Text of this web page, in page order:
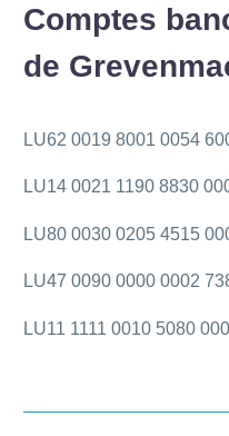
Comptes
de
LU62 0019 8001 0054
LU14 0021 1190 8830
LU80 0030 0205 4515
LU47 0090 0000 0002
LU11 1111 0010 5080